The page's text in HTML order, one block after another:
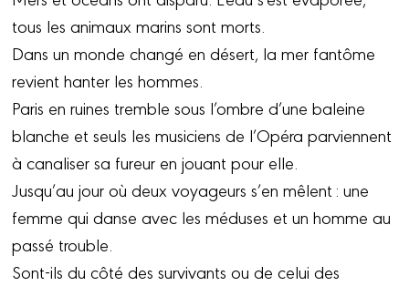
tous les animaux marins sont morts.
Dans un monde changé en désert, la mer fantôme
revient hanter les hommes.
Paris en ruines tremble sous l’ombre d’une baleine
blanche et seuls les musiciens de l’Opéra parviennent
à canaliser sa fureur en jouant pour elle.
Jusqu’au jour où deux voyageurs s’en mêlent : une
femme qui danse avec les méduses et un homme au
passé trouble.
Sont-ils du côté des survivants ou de celui des